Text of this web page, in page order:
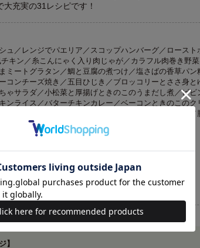
充実の31レシピです！
ュ／レンジでパエリア／スコップハンバーグ／ロースト
キン／糸こんにゃく入り肉じゃが／カラフル肉巻き野
ミートグラタン／鯛と豆腐の煮つけ／塩さばの香草パン
コンチーズ焼き／五目ひじき／ブロッコリーとささ身と
ゃサラダ／小松菜と厚揚げときのこのうまだし煮／ビビ
ンライス／バターチキンカレー／ベーコンときのこのク
じょうゆパスタ／ツナと水菜のごまドレスパゲッティ／
フルーツゼリー／ちぎりパン
レシピ（２つ）
】